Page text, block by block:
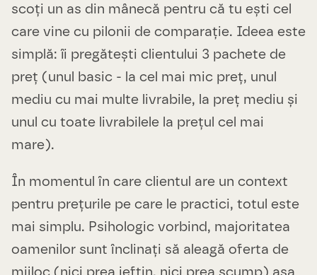
scoți un as din mânecă pentru că tu ești cel
care vine cu pilonii de comparație. Ideea este
simplă: îi pregătești clientului 3 pachete de
preț (unul basic - la cel mai mic preț, unul
mediu cu mai multe livrabile, la preț mediu și
unul cu toate livrabilele la prețul cel mai
mare).
În momentul în care clientul are un context
pentru prețurile pe care le practici, totul este
mai simplu. Psihologic vorbind, majoritatea
oamenilor sunt înclinați să aleagă oferta de
mijloc (nici prea ieftin, nici prea scump) așa